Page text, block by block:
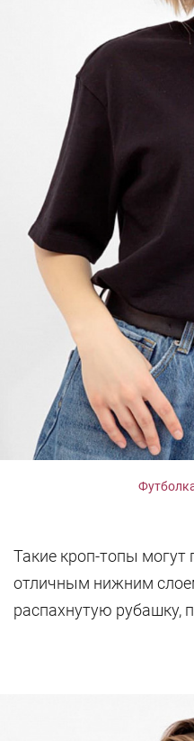
Такие кроп-топы могут
отличным нижним
распахнутую рубашку,